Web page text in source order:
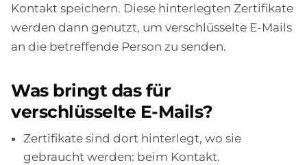
Kontakt speichern. Diese hinterlegten Zertifikate
werden dann genutzt, um verschlüsselte E-Mails
an die betreffende Person zu senden.
Was bringt das für
verschlüsselte E-Mails?
Zertifikate sind dort hinterlegt, wo sie
gebraucht werden: beim Kontakt.